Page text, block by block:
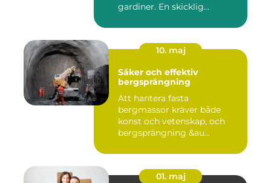
gardiner. En skicklig...
10. maj
Säker och effektiv
bergsprängning
Att hantera fasta
bergmassor kräver både
konst och vetenskap, och
bergsprängning &au...
01. maj